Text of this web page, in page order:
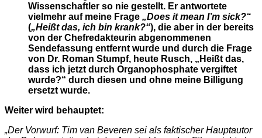
Wissenschaftler so nie gestellt. Er antwortete
vielmehr auf meine Frage „Does it mean I’m sick?“
(„Heißt das, ich bin krank?“), die aber in der bereits
von der Chefredakteurin abgenommenen
Sendefassung entfernt wurde und durch die Frage
von Dr. Roman Stumpf, heute Rusch, „Heißt das,
dass ich jetzt durch Organophosphate vergiftet
wurde?“ durch diesen und ohne meine Billigung
ersetzt wurde.
Weiter wird behauptet:
„Der Vorwurf: Tim van Beveren sei als faktischer Hauptautor